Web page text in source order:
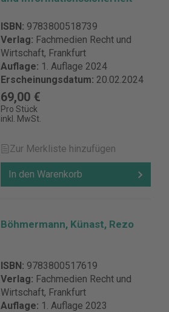
ISBN: 9783800518739
Verlag: Fachmedien Recht und
Wirtschaft, Frankfurt
Auflage: 1. Auflage 2024
Erscheinungsdatum: 20.02.2024
69,00 €
Pro Stück
inkl. MwSt.
Zur Merkliste hinzufügen
In den Warenkorb
Böhmermann, Künast, Rezo
ISBN: 9783800517619
Verlag: Fachmedien Recht und
Wirtschaft, Frankfurt
Auflage: 1. Auflage 2023